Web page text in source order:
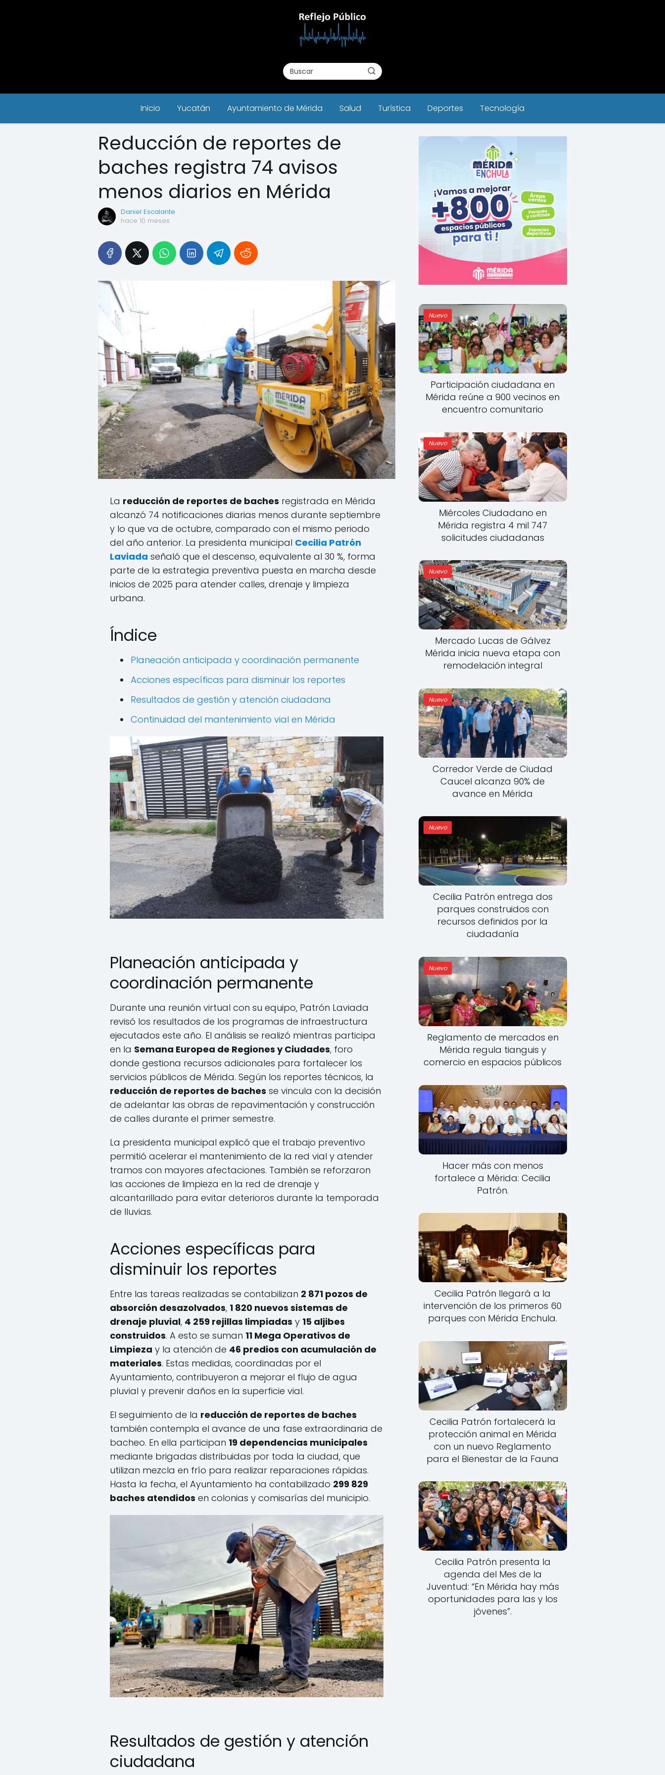
Inicio Yucatán Ayuntamiento de Mérida Salud Turística Deportes Tecnología
Reducción de reportes de
baches registra 74 avisos
menos diarios en Mérida
Daniel Escalante
hace 10 meses
La reducción de reportes de baches registrada en Mérida
alcanzó 74 notificaciones diarias menos durante septiembre
y lo que va de octubre, comparado con el mismo periodo
del año anterior. La presidenta municipal Cecilia Patrón
Laviada señaló que el descenso, equivalente al 30 %, forma
parte de la estrategia preventiva puesta en marcha desde
inicios de 2025 para atender calles, drenaje y limpieza
urbana.
Índice
Planeación anticipada y coordinación permanente
Acciones específicas para disminuir los reportes
Resultados de gestión y atención ciudadana
Continuidad del mantenimiento vial en Mérida
Planeación anticipada y
coordinación permanente
Durante una reunión virtual con su equipo, Patrón Laviada
revisó los resultados de los programas de infraestructura
ejecutados este año. El análisis se realizó mientras participa
en la Semana Europea de Regiones y Ciudades, foro
donde gestiona recursos adicionales para fortalecer los
servicios públicos de Mérida. Según los reportes técnicos, la
reducción de reportes de baches se vincula con la decisión
de adelantar las obras de repavimentación y construcción
de calles durante el primer semestre.
La presidenta municipal explicó que el trabajo preventivo
permitió acelerar el mantenimiento de la red vial y atender
tramos con mayores afectaciones. También se reforzaron
las acciones de limpieza en la red de drenaje y
alcantarillado para evitar deterioros durante la temporada
de lluvias.
Acciones específicas para
disminuir los reportes
Entre las tareas realizadas se contabilizan 2 871 pozos de
absorción desazolvados, 1 820 nuevos sistemas de
drenaje pluvial, 4 259 rejillas limpiadas y 15 aljibes
construidos. A esto se suman 11 Mega Operativos de
Limpieza y la atención de 46 predios con acumulación de
materiales. Estas medidas, coordinadas por el
Ayuntamiento, contribuyeron a mejorar el flujo de agua
pluvial y prevenir daños en la superficie vial.
El seguimiento de la reducción de reportes de baches
también contempla el avance de una fase extraordinaria de
bacheo. En ella participan 19 dependencias municipales
mediante brigadas distribuidas por toda la ciudad, que
utilizan mezcla en frío para realizar reparaciones rápidas.
Hasta la fecha, el Ayuntamiento ha contabilizado 299 829
baches atendidos en colonias y comisarías del municipio.
Resultados de gestión y atención
ciudadana
Nuevo
Participación ciudadana en
Mérida reúne a 900 vecinos en
encuentro comunitario
Nuevo
Miércoles Ciudadano en
Mérida registra 4 mil 747
solicitudes ciudadanas
Nuevo
Mercado Lucas de Gálvez
Mérida inicia nueva etapa con
remodelación integral
Nuevo
Corredor Verde de Ciudad
Caucel alcanza 90% de
avance en Mérida
Nuevo
Cecilia Patrón entrega dos
parques construidos con
recursos definidos por la
ciudadanía
Nuevo
Reglamento de mercados en
Mérida regula tianguis y
comercio en espacios públicos
Hacer más con menos
fortalece a Mérida: Cecilia
Patrón.
Cecilia Patrón llegará a la
intervención de los primeros 60
parques con Mérida Enchula.
Cecilia Patrón fortalecerá la
protección animal en Mérida
con un nuevo Reglamento
para el Bienestar de la Fauna
Cecilia Patrón presenta la
agenda del Mes de la
Juventud: “En Mérida hay más
oportunidades para las y los
jóvenes”.